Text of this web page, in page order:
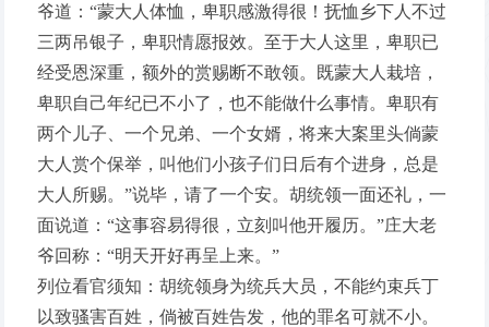
爷道：“蒙大人体恤，卑职感激得很！抚恤乡下人不过
三两吊银子，卑职情愿报效。至于大人这里，卑职已
经受恩深重，额外的赏赐断不敢领。既蒙大人栽培，
卑职自己年纪已不小了，也不能做什么事情。卑职有
两个儿子、一个兄弟、一个女婿，将来大案里头倘蒙
大人赏个保举，叫他们小孩子们日后有个进身，总是
大人所赐。”说毕，请了一个安。胡统领一面还礼，一
面说道：“这事容易得很，立刻叫他开履历。”庄大老
爷回称：“明天开好再呈上来。”
列位看官须知：胡统领身为统兵大员，不能约束兵丁
以致骚害百姓，倘被百姓告发，他的罪名可就不小。